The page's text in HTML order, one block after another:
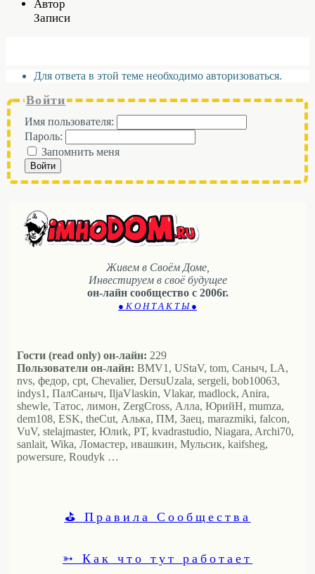
Автор
Записи
Для ответа в этой теме необходимо авторизоваться.
Войти
Имя пользователя:
Пароль:
Запомнить меня
Войти
Живем в Своём Доме,
Инвестируем в своё будущее
он-лайн сообщество с 2006г.
● К О Н Т А К Т Ы ●
Гости (read only) он-лайн: 229
Пользователи он-лайн: BMV1, UStaV, tom, Саныч, LA,
nvs, федор, cpt, Chevalier, DersuUzala, sergeli, bob10063,
indys1, ПалСаныч, IljaVlaskin, Vlakar, madlock, Anira,
shewle, Татос, лимон, ZergCross, Алла, ЮрийН, mumza,
dem108, ESK, theCut, Алька, ПМ, Заец, marazmiki, falcon,
VuV, stelajmaster, Юлиk, PT, kvadrastudio, Niagara, Archi70,
sanlait, Wika, Ломастер, ивашкин, Мульсик, kaifsheg,
powersure, Roudyk …
⛳ Правила Сообщества
➳ Как что тут работает